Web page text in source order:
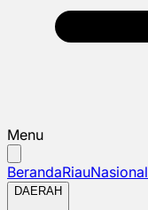
Menu
BerandaRiauNasional
DAERAH